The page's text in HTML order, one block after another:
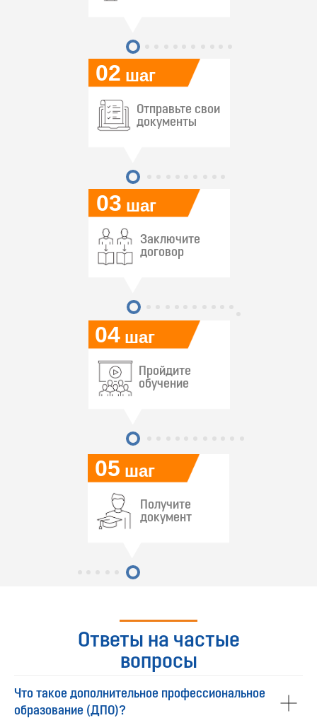
05
04
03
02 шаг
шаг
шаг
шаг
Отправьте свои
документы
Заключите
договор
Пройдите
обучение
Получите
документ
Ответы на частые
вопросы
Что такое дополнительное профессиональное
образование (ДПО)?